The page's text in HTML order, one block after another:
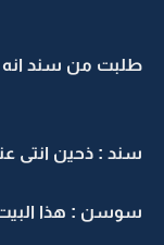
طلبت من سند انه
سند : ذحين انتى عندك 5 ميلون وتجلسين
سوسن : هذا البيت